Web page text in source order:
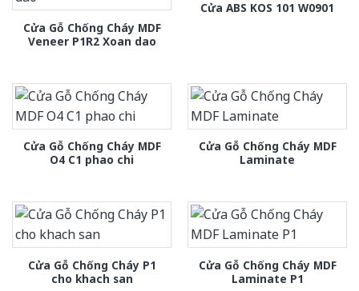
Cửa Gỗ Chống Cháy MDF
Veneer P1R2 Xoan dao
Cửa ABS KOS 101 W0901
Cửa Gỗ Chống Cháy MDF
O4 C1 phao chi
Cửa Gỗ Chống Cháy MDF
Laminate
Cửa Gỗ Chống Cháy P1
cho khach san
Cửa Gỗ Chống Cháy MDF
Laminate P1